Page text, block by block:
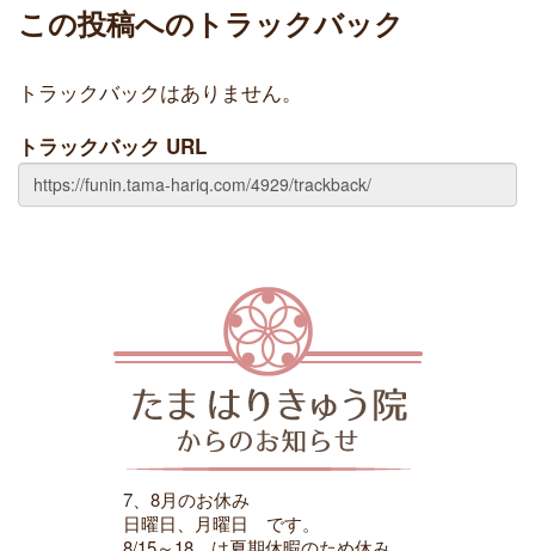
この投稿へのトラックバック
トラックバックはありません。
トラックバック URL
7、8月のお休み
日曜日、月曜日 です。